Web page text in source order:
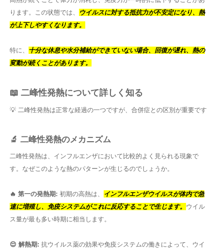
ります。この状態では、
ウイルスに対する抵抗力が不安定になり、熱
が上下しやすくなります。
特に、 十分な休息や水分補給ができていない場合、回復が遅れ、熱の
変動が続くことがあります。
📖 二峰性発熱について詳しく知る
💡 二峰性発熱は正常な経過の一つですが、合併症との区別が重要です
🔬 二峰性発熱のメカニズム
二峰性発熱は、インフルエンザにおいて比較的よく見られる現象で
す。なぜこのような熱のパターンが生じるのでしょうか。
🔥 第一の発熱期: 初期の高熱は、
インフルエンザウイルスが体内で急
速に増殖し、免疫システムがこれに反応することで生じます。 ウイル
ス量が最も多い時期に相当します。
😌 解熱期: 抗ウイルス薬の効果や免疫システムの働きによって、ウイ